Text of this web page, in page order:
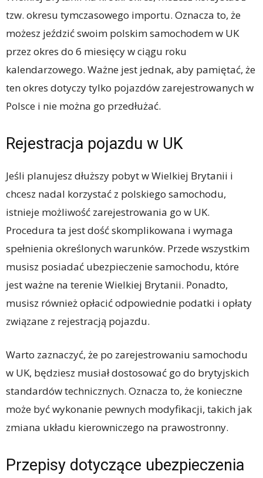
tzw. okresu tymczasowego importu. Oznacza to, że
możesz jeździć swoim polskim samochodem w UK
przez okres do 6 miesięcy w ciągu roku
kalendarzowego. Ważne jest jednak, aby pamiętać, że
ten okres dotyczy tylko pojazdów zarejestrowanych w
Polsce i nie można go przedłużać.
Rejestracja pojazdu w UK
Jeśli planujesz dłuższy pobyt w Wielkiej Brytanii i
chcesz nadal korzystać z polskiego samochodu,
istnieje możliwość zarejestrowania go w UK.
Procedura ta jest dość skomplikowana i wymaga
spełnienia określonych warunków. Przede wszystkim
musisz posiadać ubezpieczenie samochodu, które
jest ważne na terenie Wielkiej Brytanii. Ponadto,
musisz również opłacić odpowiednie podatki i opłaty
związane z rejestracją pojazdu.
Warto zaznaczyć, że po zarejestrowaniu samochodu
w UK, będziesz musiał dostosować go do brytyjskich
standardów technicznych. Oznacza to, że konieczne
może być wykonanie pewnych modyfikacji, takich jak
zmiana układu kierowniczego na prawostronny.
Przepisy dotyczące ubezpieczenia